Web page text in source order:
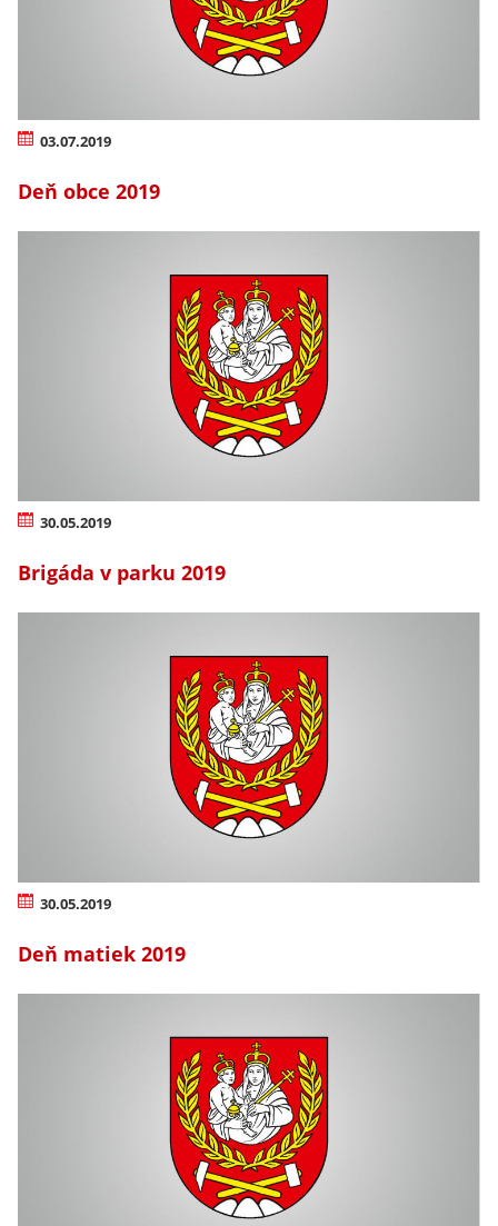
03.07.2019
Deň obce 2019
30.05.2019
Brigáda v parku 2019
30.05.2019
Deň matiek 2019